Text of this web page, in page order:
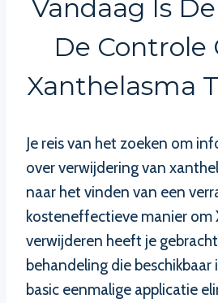
Vandaag Is
De Controle
Xanthelasma
Je reis van het zoeken om
over verwijdering van
naar het vinden van een
kosteneffectieve manier om
verwijderen heeft je
behandeling die beschikbaar
basic eenmalige applicatie